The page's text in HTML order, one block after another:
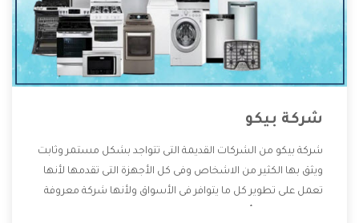
شركة بيكو
شركة بيكو من الشركات القديمة التى تتواجد بشكل مستمر وثابت
ويثق بها الكثير من الاشخاص وفى كل الأجهزة التى تقدمها لأنها
تعمل على تطوير كل ما يتوافر فى الأسواق ولأنها شركة معروفة